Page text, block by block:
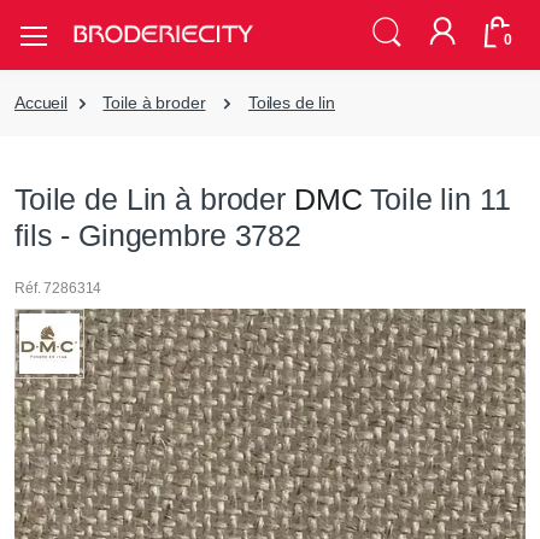
0
Accueil Toile à broder Toiles de lin
Toile de Lin à broder DMC Toile lin 11
fils - Gingembre 3782
Réf. 7286314